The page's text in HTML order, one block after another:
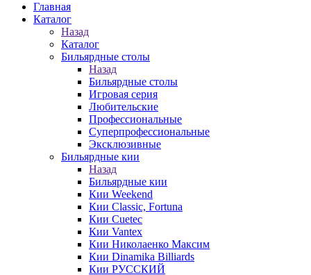
Главная
Каталог
Назад
Каталог
Бильярдные столы
Назад
Бильярдные столы
Игровая серия
Любительские
Профессиональные
Суперпрофессиональные
Эксклюзивные
Бильярдные кии
Назад
Бильярдные кии
Кии Weekend
Кии Classic, Fortuna
Кии Cuetec
Кии Vantex
Кии Николаенко Максим
Кии Dinamika Billiards
Кии РУССКИЙ